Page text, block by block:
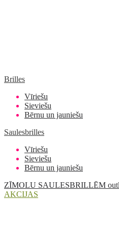
Brilles
Vīriešu
Sieviešu
Bērnu un jauniešu
Saulesbrilles
Vīriešu
Sieviešu
Bērnu un jauniešu
ZĪMOLU SAULESBRILLĒM
AKCIJAS